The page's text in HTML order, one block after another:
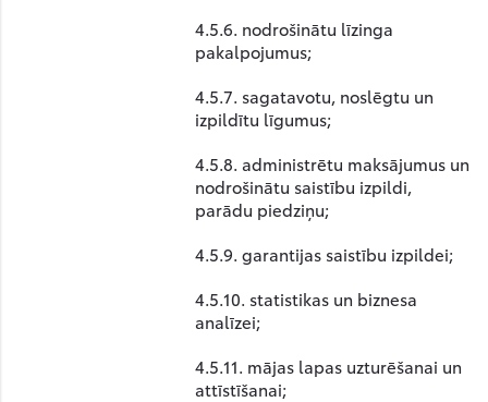
4.5.6. nodrošinātu līzinga
pakalpojumus;
4.5.7. sagatavotu, noslēgtu un
izpildītu līgumus;
4.5.8. administrētu maksājumus un
nodrošinātu saistību izpildi,
parādu piedziņu;
4.5.9. garantijas saistību izpildei;
4.5.10. statistikas un biznesa
analīzei;
4.5.11. mājas lapas uzturēšanai un
attīstīšanai;